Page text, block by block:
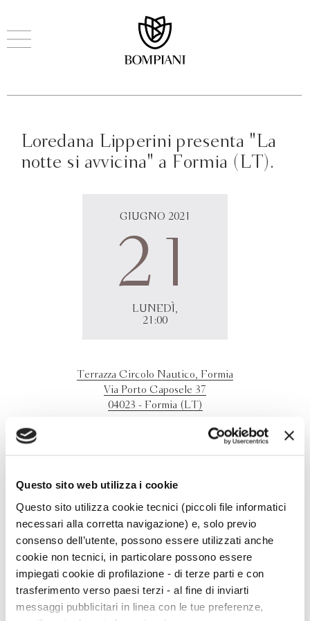
Questo sito web utilizza i cookie
Questo sito utilizza cookie tecnici (piccoli file informatici
necessari alla corretta navigazione) e, solo previo
consenso dell’utente, possono essere utilizzati anche
cookie non tecnici, in particolare possono essere
impiegati cookie di profilazione - di terze parti e con
trasferimento verso paesi terzi - al fine di inviarti
messaggi pubblicitari in linea con le tue preferenze,
Loredana Lipperini presenta "La
notte si avvicina" a Formia (LT).
GIUGNO 2021
21
LUNEDÌ,
21:00
Terrazza Circolo Nautico, Formia
Via Porto Caposele 37
04023 - Formia (LT)
Loredana Lipperini La notte si avvicinaa Formia.